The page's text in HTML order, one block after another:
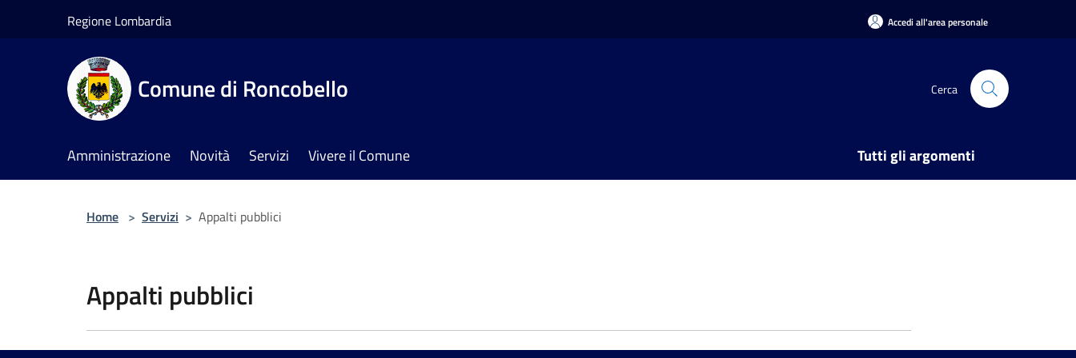
Regione Lombardia Accedi all'area personale
Comune di Roncobello Cerca
Amministrazione Novità Servizi Vivere il Comune Tutti gli argomenti
Home > Servizi > Appalti pubblici
Appalti pubblici